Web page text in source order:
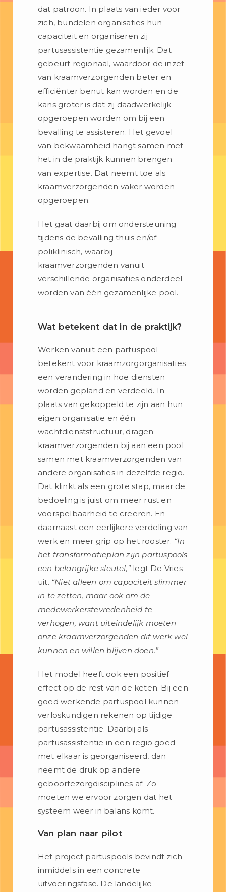
dat patroon. In plaats van ieder voor
zich, bundelen organisaties hun
capaciteit en organiseren zij
partusassistentie gezamenlijk. Dat
gebeurt regionaal, waardoor de inzet
van kraamverzorgenden beter en
efficiënter benut kan worden en de
kans groter is dat zij daadwerkelijk
opgeroepen worden om bij een
bevalling te assisteren. Het gevoel
van bekwaamheid hangt samen met
het in de praktijk kunnen brengen
van expertise. Dat neemt toe als
kraamverzorgenden vaker worden
opgeroepen.
Het gaat daarbij om ondersteuning
tijdens de bevalling thuis en/of
poliklinisch, waarbij
kraamverzorgenden vanuit
verschillende organisaties onderdeel
worden van één gezamenlijke pool.
Wat betekent dat in de praktijk?
Werken vanuit een partuspool
betekent voor kraamzorgorganisaties
een verandering in hoe diensten
worden gepland en verdeeld. In
plaats van gekoppeld te zijn aan hun
eigen organisatie en één
wachtdienststructuur, dragen
kraamverzorgenden bij aan een pool
samen met kraamverzorgenden van
andere organisaties in dezelfde regio.
Dat klinkt als een grote stap, maar de
bedoeling is juist om meer rust en
voorspelbaarheid te creëren. En
daarnaast een eerlijkere verdeling van
werk en meer grip op het rooster. “In
het transformatieplan zijn partuspools
een belangrijke sleutel,” legt De Vries
uit. “Niet alleen om capaciteit slimmer
in te zetten, maar ook om de
medewerkerstevredenheid te
verhogen, want uiteindelijk moeten
onze kraamverzorgenden dit werk wel
kunnen en willen blijven doen.”
Het model heeft ook een positief
effect op de rest van de keten. Bij een
goed werkende partuspool kunnen
verloskundigen rekenen op tijdige
partusassistentie. Daarbij als
partusassistentie in een regio goed
met elkaar is georganiseerd, dan
neemt de druk op andere
geboortezorgdisciplines af. Zo
moeten we ervoor zorgen dat het
systeem weer in balans komt.
Van plan naar pilot
Het project partuspools bevindt zich
inmiddels in een concrete
uitvoeringsfase. De landelijke